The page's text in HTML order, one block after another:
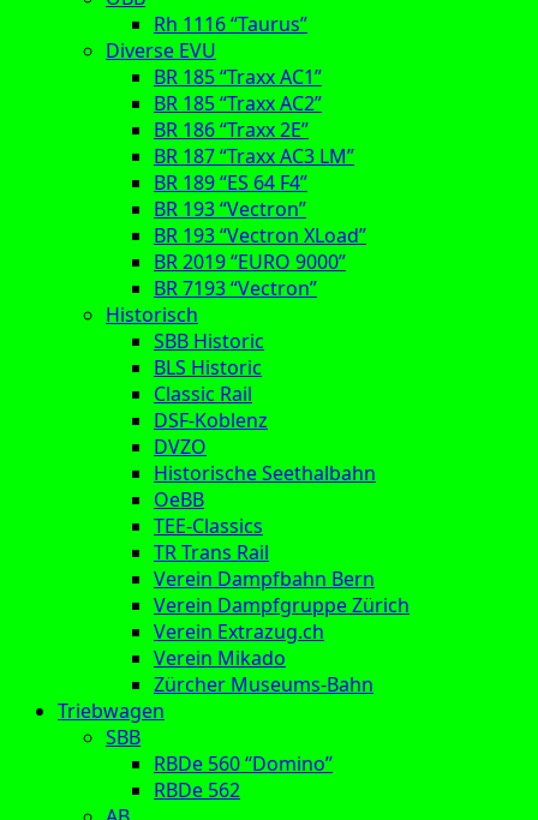
Rh 1116 “Taurus”
Diverse EVU
BR 185 “Traxx AC1”
BR 185 “Traxx AC2”
BR 186 “Traxx 2E”
BR 187 “Traxx AC3 LM”
BR 189 “ES 64 F4”
BR 193 “Vectron”
BR 193 “Vectron XLoad”
BR 2019 “EURO 9000”
BR 7193 “Vectron”
Historisch
SBB Historic
BLS Historic
Classic Rail
DSF-Koblenz
DVZO
Historische Seethalbahn
OeBB
TEE-Classics
TR Trans Rail
Verein Dampfbahn Bern
Verein Dampfgruppe Zürich
Verein Extrazug.ch
Verein Mikado
Zürcher Museums-Bahn
Triebwagen
SBB
RBDe 560 “Domino”
RBDe 562